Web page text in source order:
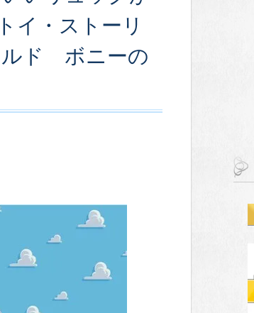
イ・ストーリ
ルド ボニーの